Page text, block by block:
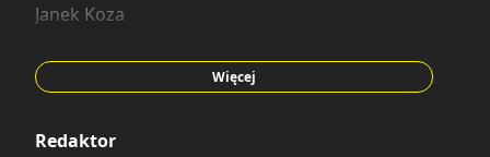
Janek Koza
Caza
Przemysław R. Dedelis
Więcej
Redaktor